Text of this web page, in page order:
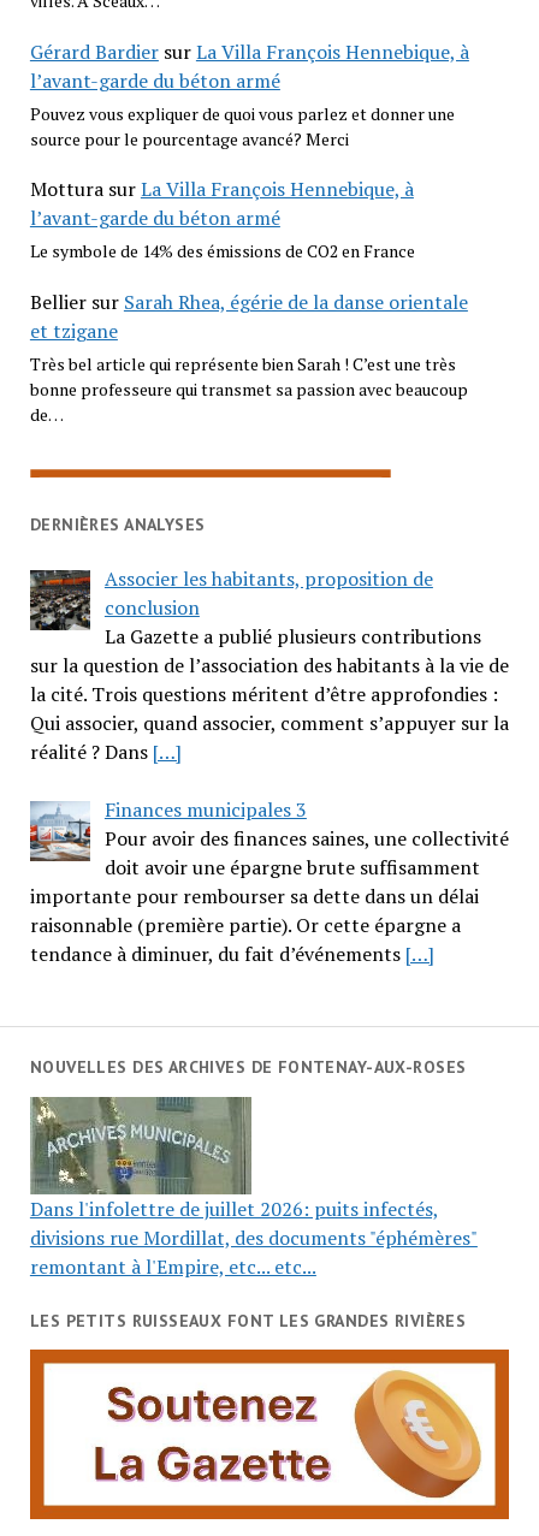
Gérard BardiersurLa Villa François Hennebique, à
l’avant-garde du béton armé
Pouvez vous expliquer de quoi vous parlez et donner une
source pour le pourcentage avancé? Merci
MotturasurLa Villa François Hennebique, à
l’avant-garde du béton armé
Le symbole de 14% des émissions de CO2 en France
Belliersur Sarah Rhea, égérie de la danse orientale
et tzigane
Très bel article qui représente bien Sarah ! C’est une très
bonne professeure qui transmet sa passion avec beaucoup
de…
DERNIÈRES ANALYSES
Associer les habitants, proposition de
conclusion
La Gazette a publié plusieurs contributions
sur la question de l’association des habitants à la vie de
la cité. Trois questions méritent d’être approfondies :
Qui associer, quand associer, comment s’appuyer sur la
réalité ? Dans […]
Finances municipales 3
Pour avoir des finances saines, une collectivité
doit avoir une épargne brute suffisamment
importante pour rembourser sa dette dans un délai
raisonnable (première partie). Or cette épargne a
tendance à diminuer, du fait d’événements […]
NOUVELLES DES ARCHIVES DE FONTENAY-AUX-ROSES
Dans l'infolettre de juillet 2026: puits infectés,
divisions rue Mordillat, des documents "éphémères"
remontant à l'Empire, etc... etc...
LES PETITS RUISSEAUX FONT LES GRANDES RIVIÈRES